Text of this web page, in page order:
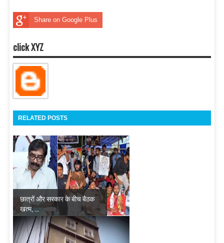
Share on Google Plus
click XYZ
RELATED POSTS
छात्रों और सरकार के बीच बैठक
खत्म, ...